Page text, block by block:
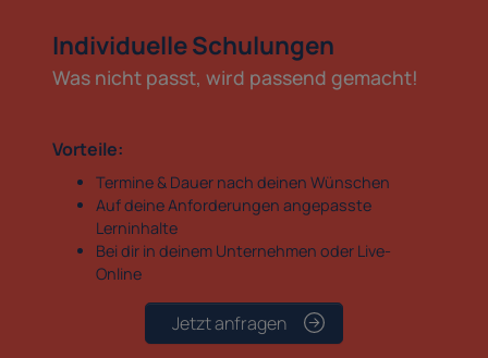
Individuelle Schulungen
Was nicht passt, wird passend gemacht!
Vorteile:
Termine & Dauer nach deinen Wünschen
Auf deine Anforderungen angepasste
Lerninhalte
Bei dir in deinem Unternehmen oder Live-
Online
Jetzt anfragen